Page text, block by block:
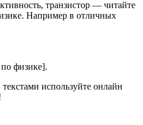
транзистор — читайте
Например в отличных
физике].
используйте онлайн